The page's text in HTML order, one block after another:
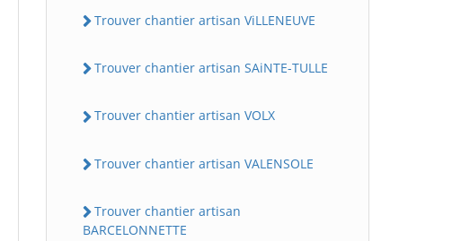
Trouver chantier artisan ViLLENEUVE
Trouver chantier artisan SAiNTE-TULLE
Trouver chantier artisan VOLX
Trouver chantier artisan VALENSOLE
Trouver chantier artisan
BARCELONNETTE